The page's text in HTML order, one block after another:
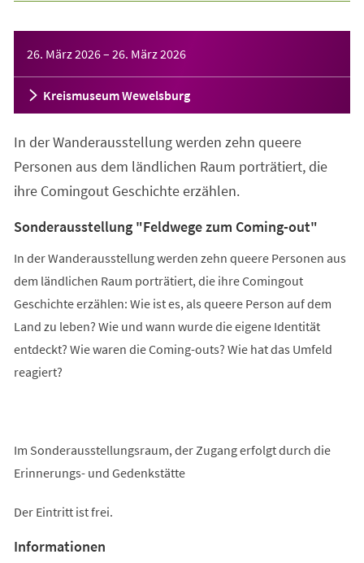
26. März 2026– 26. März 2026
Kreismuseum Wewelsburg
In der Wanderausstellung werden zehn queere
Personen aus dem ländlichen Raum porträtiert, die
ihre Comingout Geschichte erzählen.
Sonderausstellung "Feldwege zum Coming-out"
In der Wanderausstellung werden zehn queere Personen aus
dem ländlichen Raum porträtiert, die ihre Comingout
Geschichte erzählen: Wie ist es, als queere Person auf dem
Land zu leben? Wie und wann wurde die eigene Identität
entdeckt? Wie waren die Coming-outs? Wie hat das Umfeld
reagiert?
Im Sonderausstellungsraum, der Zugang erfolgt durch die
Erinnerungs- und Gedenkstätte
Der Eintritt ist frei.
Informationen